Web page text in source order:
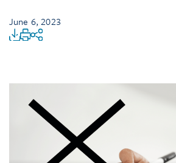
June 6, 2023